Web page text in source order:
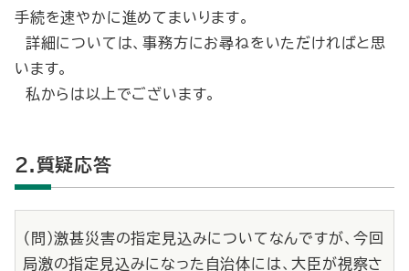
手続を速やかに進めてまいります。
詳細については、事務方にお尋ねをいただければと思
います。
私からは以上でございます。
2.質疑応答
（問）激甚災害の指定見込みについてなんですが、今回
局激の指定見込みになった自治体には、大臣が視察さ